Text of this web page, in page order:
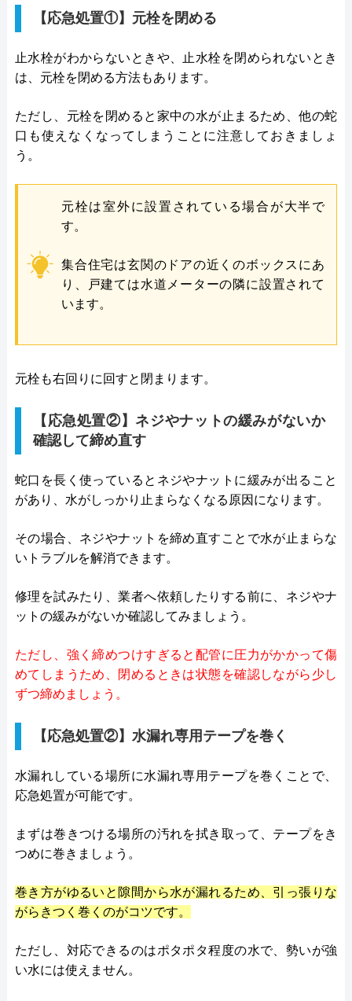
【応急処置①】元栓を閉める
止水栓がわからないときや、止水栓を閉められないとき
は、元栓を閉める方法もあります。
ただし、元栓を閉めると家中の水が止まるため、他の蛇
口も使えなくなってしまうことに注意しておきましょ
う。
元栓は室外に設置されている場合が大半で
す。
集合住宅は玄関のドアの近くのボックスにあ
り、戸建ては水道メーターの隣に設置されて
います。
元栓も右回りに回すと閉まります。
【応急処置②】ネジやナットの緩みがないか
確認して締め直す
蛇口を長く使っているとネジやナットに緩みが出ること
があり、水がしっかり止まらなくなる原因になります。
その場合、ネジやナットを締め直すことで水が止まらな
いトラブルを解消できます。
修理を試みたり、業者へ依頼したりする前に、ネジやナ
ットの緩みがないか確認してみましょう。
ただし、強く締めつけすぎると配管に圧力がかかって傷
めてしまうため、閉めるときは状態を確認しながら少し
ずつ締めましょう。
【応急処置②】水漏れ専用テープを巻く
水漏れしている場所に水漏れ専用テープを巻くことで、
応急処置が可能です。
まずは巻きつける場所の汚れを拭き取って、テープをき
つめに巻きましょう。
巻き方がゆるいと隙間から水が漏れるため、引っ張りな
がらきつく巻くのがコツです。
ただし、対応できるのはポタポタ程度の水で、勢いが強
い水には使えません。